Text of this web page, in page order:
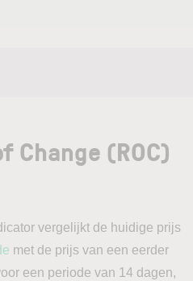
Change (ROC)
vergelijkt de huidige prijs
met de prijs van een eerder
een periode van 14 dagen,